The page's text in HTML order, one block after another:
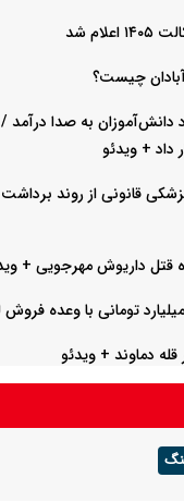
شد
آبادان چیست؟
به صدا
+‌ ویدئو
قانونی از روند
قتل داریوش مهرجویی +
دماوند + ویدئو